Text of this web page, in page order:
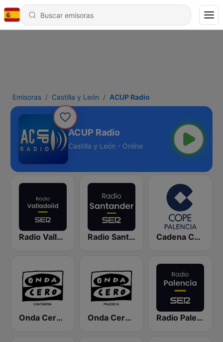
Emisoras Castilla y León ACUP Radio
ACUP Radio
Castilla y León - Online
Radio Valladolid SER Radio Santander SER Cadena COPE Palencia
Onda Cero Santander Onda Cero Palencia Radio Palencia SER